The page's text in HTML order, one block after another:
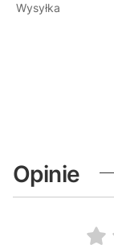
Wysyłka
Opinie